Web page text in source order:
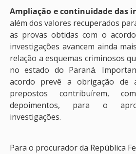
Ampliação e continuidade das
além dos valores recuperados
as provas obtidas com o
investigações avancem ainda
relação a esquemas criminosos
no estado do Paraná.
acordo prevê a obrigação de
prepostos contribuírem,
depoimentos, para o
investigações.
Para o procurador da República